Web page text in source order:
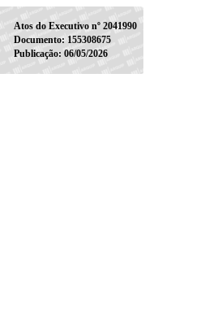
Atos do Executivo nº 2041990
Documento: 155308675
Publicação: 06/05/2026